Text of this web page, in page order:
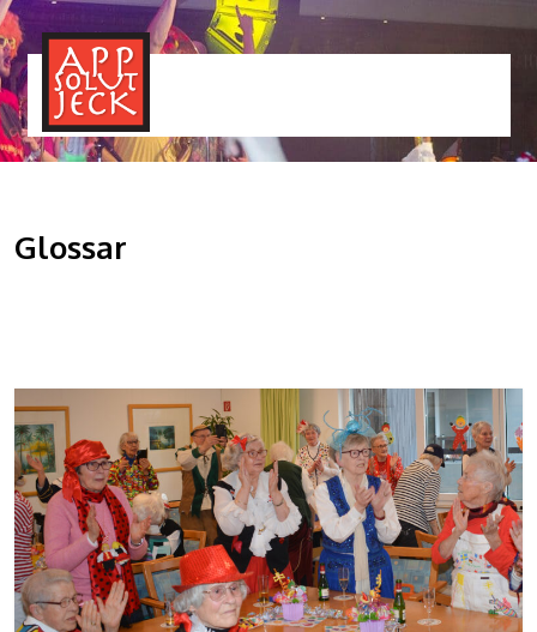
Glossar